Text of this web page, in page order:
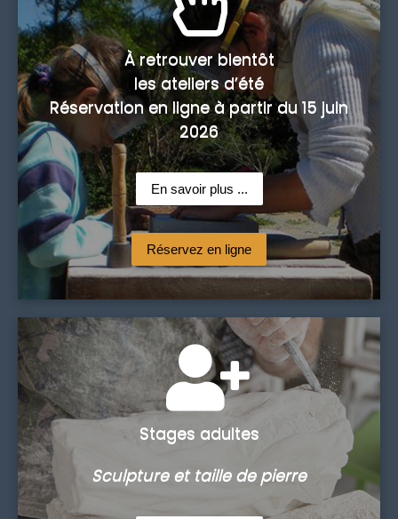
À retrouver bientôt
les ateliers d’été
Réservation en ligne à partir du 15 juin
2026
En savoir plus ...
Réservez en ligne
Stages adultes
Sculpture et taille de pierre